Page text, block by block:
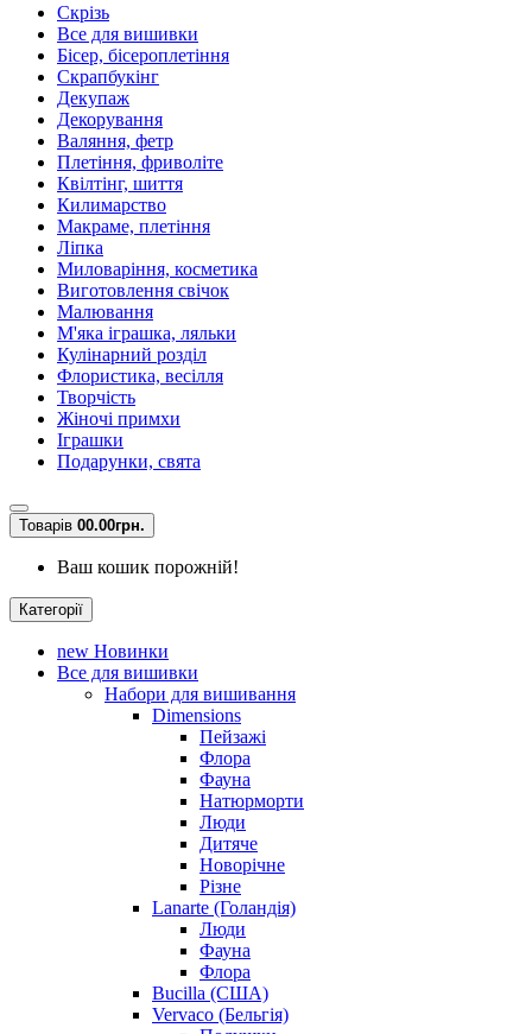
Скрізь
Все для вишивки
Бісер, бісероплетіння
Скрапбукінг
Декупаж
Декорування
Валяння, фетр
Плетіння, фриволіте
Квілтінг, шиття
Килимарство
Макраме, плетіння
Ліпка
Миловаріння, косметика
Виготовлення свічок
Малювання
М'яка іграшка, ляльки
Кулінарний розділ
Флористика, весілля
Творчість
Жіночі примхи
Іграшки
Подарунки, свята
Товарів 00.00грн.
Ваш кошик порожній!
Категорії
new Новинки
Все для вишивки
Набори для вишивання
Dimensions
Пейзажі
Флора
Фауна
Натюрморти
Люди
Дитяче
Новорічне
Різне
Lanarte (Голандія)
Люди
Фауна
Флора
Bucilla (США)
Vervaco (Бельгія)